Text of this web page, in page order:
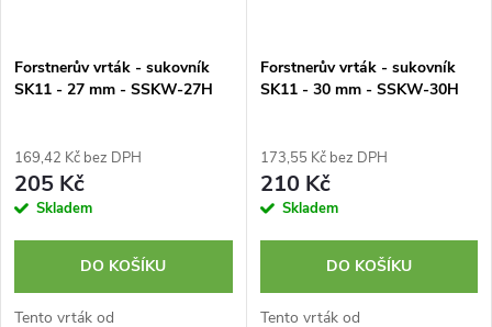
Forstnerův vrták - sukovník
SK11 - 27 mm - SSKW-27H
169,42 Kč bez DPH
205 Kč
Skladem
DO KOŠÍKU
Tento vrták od
Forstnerův vrták - sukovník
SK11 - 30 mm - SSKW-30H
173,55 Kč bez DPH
210 Kč
Skladem
DO KOŠÍKU
Tento vrták od